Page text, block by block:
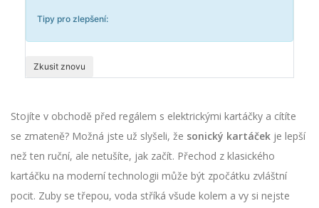
Tipy pro zlepšení:
Zkusit znovu
Stojíte v obchodě před regálem s elektrickými kartáčky a cítíte
se zmateně? Možná jste už slyšeli, že sonický kartáček je lepší
než ten ruční, ale netušíte, jak začít. Přechod z klasického
kartáčku na moderní technologii může být zpočátku zvláštní
pocit. Zuby se třepou, voda stříká všude kolem a vy si nejste